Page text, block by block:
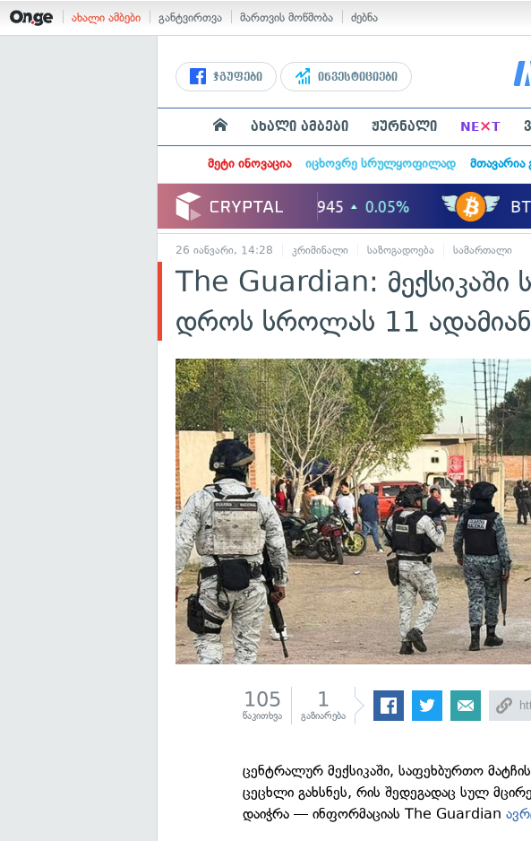
ახალი ამბები განტვირთვა მართვის მოწმობა ძებნა
ჯგუფები ინვესტიციები
ახალი ამბები ჟურნალი NE×T
მეტი ინოვაცია იცხოვრე სრულყოფილად
26 იანვარი, 14:28 კრიმინალი საზოგადოება სამართალი
The Guardian: მექსიკაში
დროს სროლას 11
105
წაკითხვა
1
გაზიარება
ცენტრალურ მექსიკაში, საფეხბურთო
ცეცხლი გახსნეს, რის შედეგადაც სულ
დაიჭრა — ინფორმაციას The Guardian